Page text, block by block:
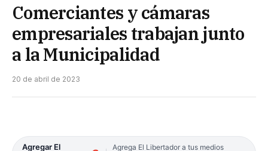
Comerciantes y cámaras
empresariales trabajan junto
a la Municipalidad
20 de abril de 2023
Agregar El
Agrega El Libertador a tus medios